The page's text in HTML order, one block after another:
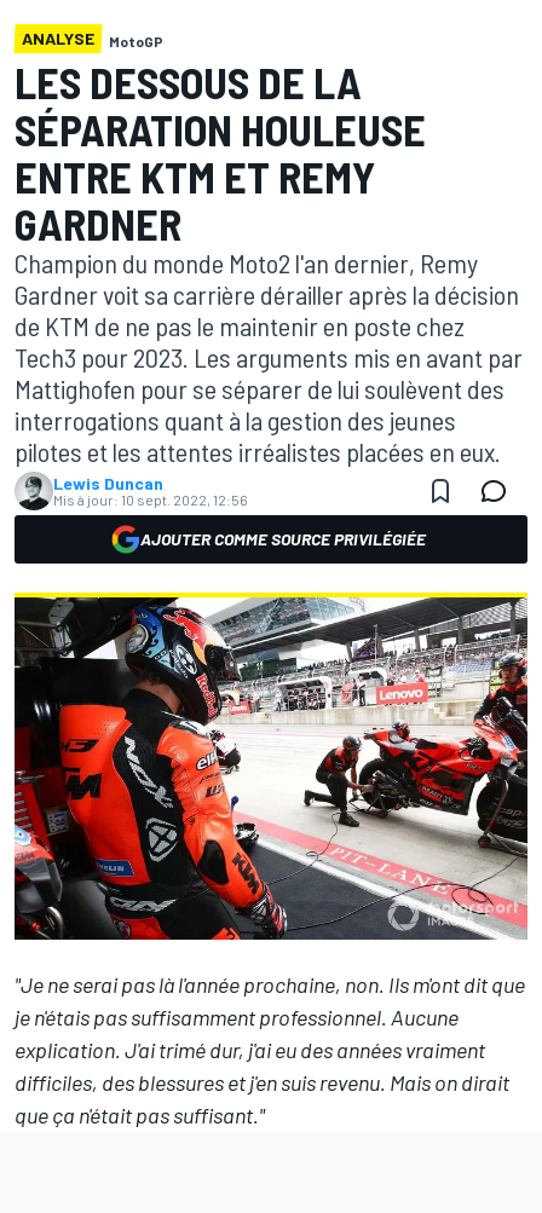
ANALYSE MotoGP
LES DESSOUS DE LA
SÉPARATION HOULEUSE
ENTRE KTM ET REMY
GARDNER
Champion du monde Moto2 l'an dernier, Remy
Gardner voit sa carrière dérailler après la décision
de KTM de ne pas le maintenir en poste chez
Tech3 pour 2023. Les arguments mis en avant par
Mattighofen pour se séparer de lui soulèvent des
interrogations quant à la gestion des jeunes
pilotes et les attentes irréalistes placées en eux.
Lewis Duncan
Mis à jour: 10 sept. 2022, 12:56
AJOUTER COMME SOURCE PRIVILÉGIÉE
"Je ne serai pas là l'année prochaine, non. Ils m'ont dit que
je n'étais pas suffisamment professionnel. Aucune
explication. J'ai trimé dur, j'ai eu des années vraiment
difficiles, des blessures et j'en suis revenu. Mais on dirait
que ça n'était pas suffisant."